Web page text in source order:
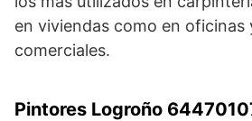
en viviendas como en oficinas
comerciales.
Pintores Logroño